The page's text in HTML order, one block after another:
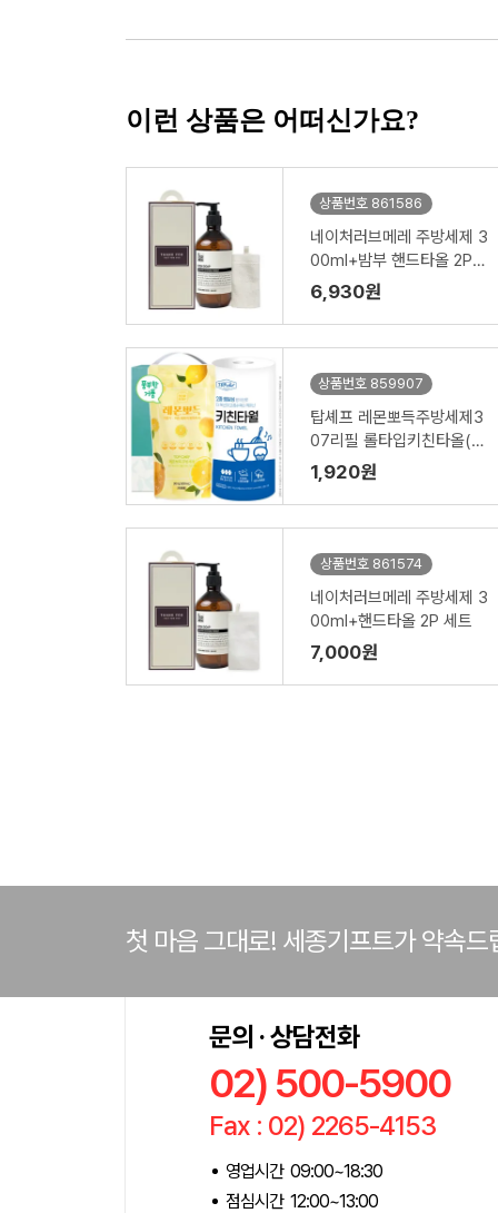
이런 상품은 어떠신가요?
상품번호 861586
네이처러브메레 주방세제 3
00ml+밤부 핸드타올 2P
세트
6,930원
상품번호 859907
탑셰프 레몬뽀득주방세제3
07리필 롤타입키친타올(2
종)
1,920원
상품번호 861574
네이처러브메레 주방세제 3
00ml+핸드타올 2P 세트
7,000원
첫 마음 그대로! 세종기프트가 약속드
문의 · 상담전화
02) 500-5900
Fax : 02) 2265-4153
영업시간 09:00~18:30
점심시간 12:00~13:00